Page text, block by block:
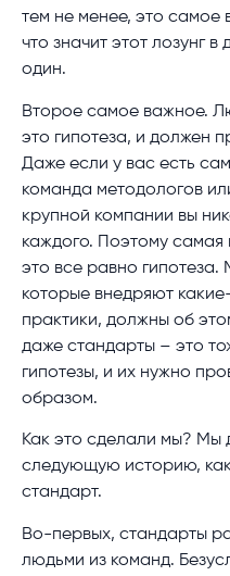
тем не менее, это самое
что значит этот лозунг
один.
Второе самое важное.
это гипотеза, и должен
Даже если у вас есть
команда методологов
крупной компании вы
каждого. Поэтому
это все равно гипотеза.
которые внедряют
практики, должны об
даже стандарты – это
гипотезы, и их нужно
образом.
Как это сделали мы? Мы
следующую историю,
стандарт.
Во-первых, стандарты
людьми из команд.